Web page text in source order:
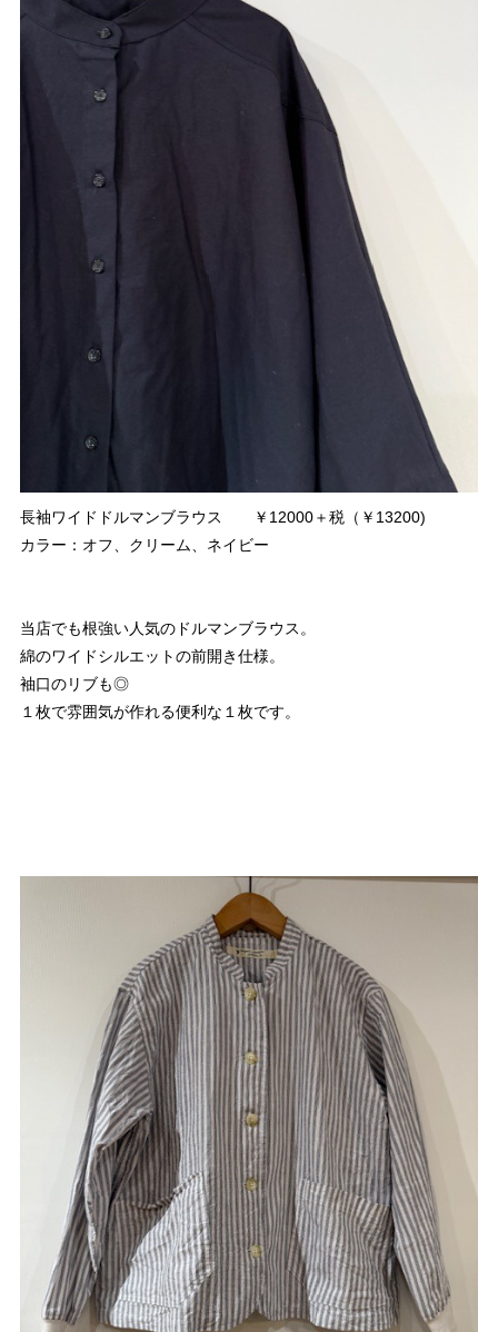
長袖ワイドドルマンブラウス ￥12000＋税（￥13200)
カラー：オフ、クリーム、ネイビー
当店でも根強い人気のドルマンブラウス。
綿のワイドシルエットの前開き仕様。
袖口のリブも◎
１枚で雰囲気が作れる便利な１枚です。